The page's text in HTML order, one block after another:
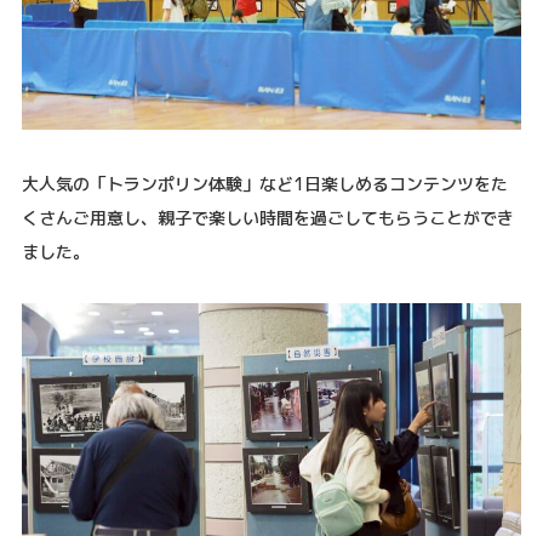
大人気の「トランポリン体験」など1日楽しめるコンテンツをた
くさんご用意し、親子で楽しい時間を過ごしてもらうことができ
ました。